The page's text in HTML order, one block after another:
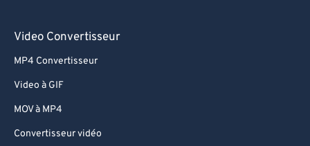
Video Convertisseur
MP4 Convertisseur
Video à GIF
MOV à MP4
Convertisseur vidéo